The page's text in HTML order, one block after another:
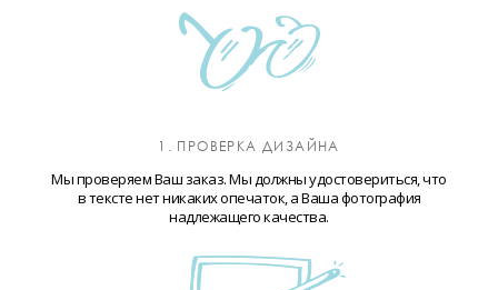
1. ПРОВЕРКА ДИЗАЙНА
Мы проверяем Ваш заказ. Мы должны удостовериться, что
в тексте нет никаких опечаток, а Ваша фотография
надлежащего качества.